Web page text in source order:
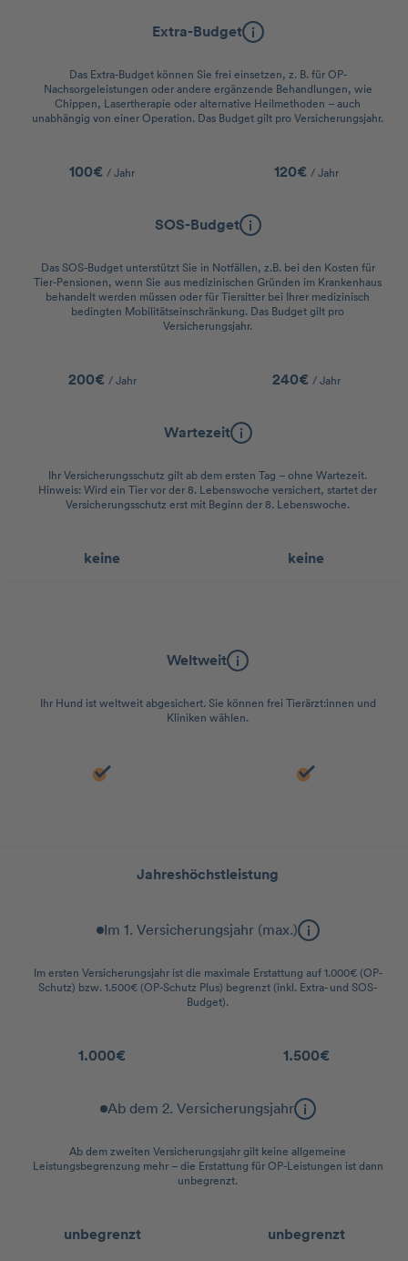
Extra-Budget
Das Extra-Budget können Sie frei einsetzen, z. B. für OP-
Nachsorgeleistungen oder andere ergänzende Behandlungen, wie
Chippen, Lasertherapie oder alternative Heilmethoden – auch
unabhängig von einer Operation. Das Budget gilt pro Versicherungsjahr.
100€ / Jahr 120€ / Jahr
SOS-Budget
Das SOS-Budget unterstützt Sie in Notfällen, z.B. bei den Kosten für
Tier-Pensionen, wenn Sie aus medizinischen Gründen im Krankenhaus
behandelt werden müssen oder für Tiersitter bei Ihrer medizinisch
bedingten Mobilitätseinschränkung. Das Budget gilt pro
Versicherungsjahr.
200€ / Jahr 240€ / Jahr
Wartezeit
Ihr Versicherungsschutz gilt ab dem ersten Tag – ohne Wartezeit.
Hinweis: Wird ein Tier vor der 8. Lebenswoche versichert, startet der
Versicherungsschutz erst mit Beginn der 8. Lebenswoche.
keine keine
Weltweit
Ihr Hund ist weltweit abgesichert. Sie können frei Tierärzt:innen und
Kliniken wählen.
Jahreshöchstleistung
Im 1. Versicherungsjahr (max.)
Im ersten Versicherungsjahr ist die maximale Erstattung auf 1.000€ (OP-
Schutz) bzw. 1.500€ (OP-Schutz Plus) begrenzt (inkl. Extra- und SOS-
Budget).
1.000€ 1.500€
Ab dem 2. Versicherungsjahr
Ab dem zweiten Versicherungsjahr gilt keine allgemeine
Leistungsbegrenzung mehr – die Erstattung für OP-Leistungen ist dann
unbegrenzt.
unbegrenzt unbegrenzt